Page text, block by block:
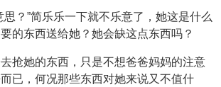
思？”简乐乐一下就不乐意了，她这是什么
的东西送给她？她会缺这点东西吗？
抢她的东西，只是不想爸爸妈妈的注意
已，何况那些东西对她来说又不值什